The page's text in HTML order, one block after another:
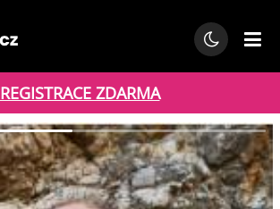
REGISTRACE ZDARMA